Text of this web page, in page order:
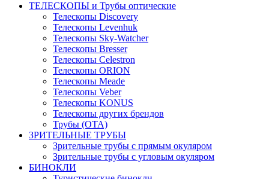
ТЕЛЕСКОПЫ и Трубы оптические
Телескопы Discovery
Телескопы Levenhuk
Телескопы Sky-Watcher
Телескопы Bresser
Телескопы Celestron
Телескопы ORION
Телескопы Meade
Телескопы Veber
Телескопы KONUS
Телескопы других брендов
Трубы (ОТА)
ЗРИТЕЛЬНЫЕ ТРУБЫ
Зрительные трубы с прямым окуляром
Зрительные трубы с угловым окуляром
БИНОКЛИ